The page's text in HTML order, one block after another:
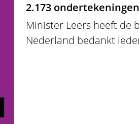
2.173 ondertekeningen
Minister Leers heeft de
Nederland bedankt